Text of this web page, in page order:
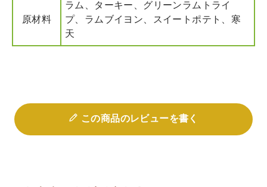
原材料
ラム、ターキー、グリーンラムトライ
プ、ラムブイヨン、スイートポテト、寒
天
この商品のレビューを書く